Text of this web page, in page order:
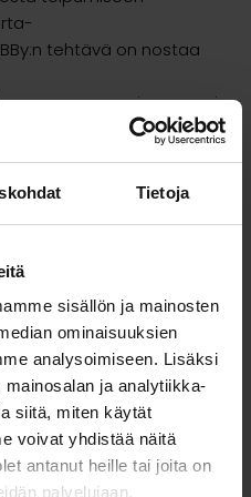
Tietoja
sisällön ja mainosten
ominaisuuksien
analysoimiseen. Lisäksi
ja analytiikka-
siitä, miten käytät
voivat yhdistää näitä
antanut heille tai joita on
palvelujaan.
tehtävä on nostaa
paranemisprosessia.
ei sisällä lateksia